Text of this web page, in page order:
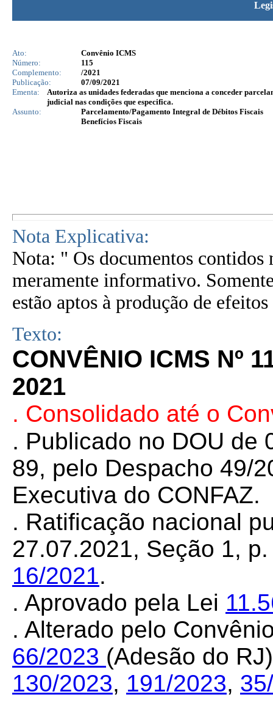
Ato:
Convênio ICMS
Número:
115
Complemento:
/2021
Publicação:
07/09/2021
Ementa:
Autoriza as unidades federadas que menciona a conceder
judicial nas condições que especifica.
Assunto:
Parcelamento/Pagamento Integral de Débitos Fiscais
Benefícios Fiscais
Nota Explicativa:
Nota: " Os documentos contidos
meramente informativo.
estão aptos à produção de
Texto:
CONVÊNIO ICMS Nº
2021
. Consolidado até o
. Publicado no DOU de
89, pelo Despacho 49/
Executiva do CONFAZ.
. Ratificação nacional
27.07.2021, Seção 1,
16/2021.
. Aprovado pela Lei
. Alterado pelo
66/2023 (Adesão do
130/2023, 191/2023,